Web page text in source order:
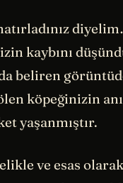
kaybını
beliren
köpeğinizin
yaşanmıştır.
ve esas